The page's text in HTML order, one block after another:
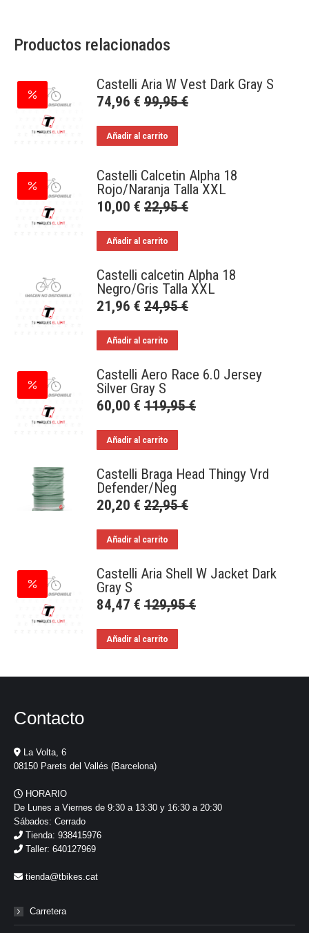
Productos relacionados
Castelli Aria W Vest Dark Gray S
74,96 € 99,95€
Añadir al carrito
Castelli Calcetin Alpha 18
Rojo/Naranja Talla XXL
10,00 € 22,95€
Añadir al carrito
Castelli calcetin Alpha 18
Negro/Gris Talla XXL
21,96 € 24,95€
Añadir al carrito
Castelli Aero Race 6.0 Jersey
Silver Gray S
60,00 € 119,95€
Añadir al carrito
Castelli Braga Head Thingy Vrd
Defender/Neg
20,20 € 22,95€
Añadir al carrito
Castelli Aria Shell W Jacket Dark
Gray S
84,47 € 129,95€
Añadir al carrito
Contacto
La Volta, 6
08150 Parets del Vallés (Barcelona)
HORARIO
De Lunes a Viernes de 9:30 a 13:30 y 16:30 a 20:30
Sábados: Cerrado
Tienda: 938415976
Taller: 640127969
tienda@tbikes.cat
Carretera